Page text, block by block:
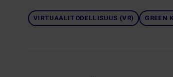
VIRTUAALITODELLISUUS (VR) GREEN